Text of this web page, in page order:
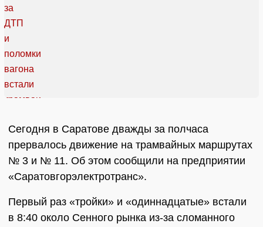
Сегодня в Саратове дважды за полчаса
прервалось движение на трамвайных маршрутах
№ 3 и № 11. Об этом сообщили на предприятии
«Саратовгорэлектротранс».
Первый раз «тройки» и «одиннадцатые» встали
в 8:40 около Сенного рынка из-за сломанного